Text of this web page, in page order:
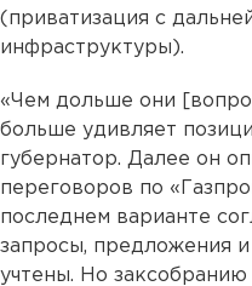
(приватизация с
инфраструктуры).
«Чем дольше они
больше удивляет
губернатор. Далее он
переговоров по
последнем варианте
запросы, предложения
учтены. Но заксобранию